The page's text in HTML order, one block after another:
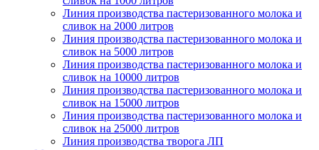
Линия производства пастеризованного молока и
сливок на 2000 литров
Линия производства пастеризованного молока и
сливок на 5000 литров
Линия производства пастеризованного молока и
сливок на 10000 литров
Линия производства пастеризованного молока и
сливок на 15000 литров
Линия производства пастеризованного молока и
сливок на 25000 литров
Линия производства творога ЛП